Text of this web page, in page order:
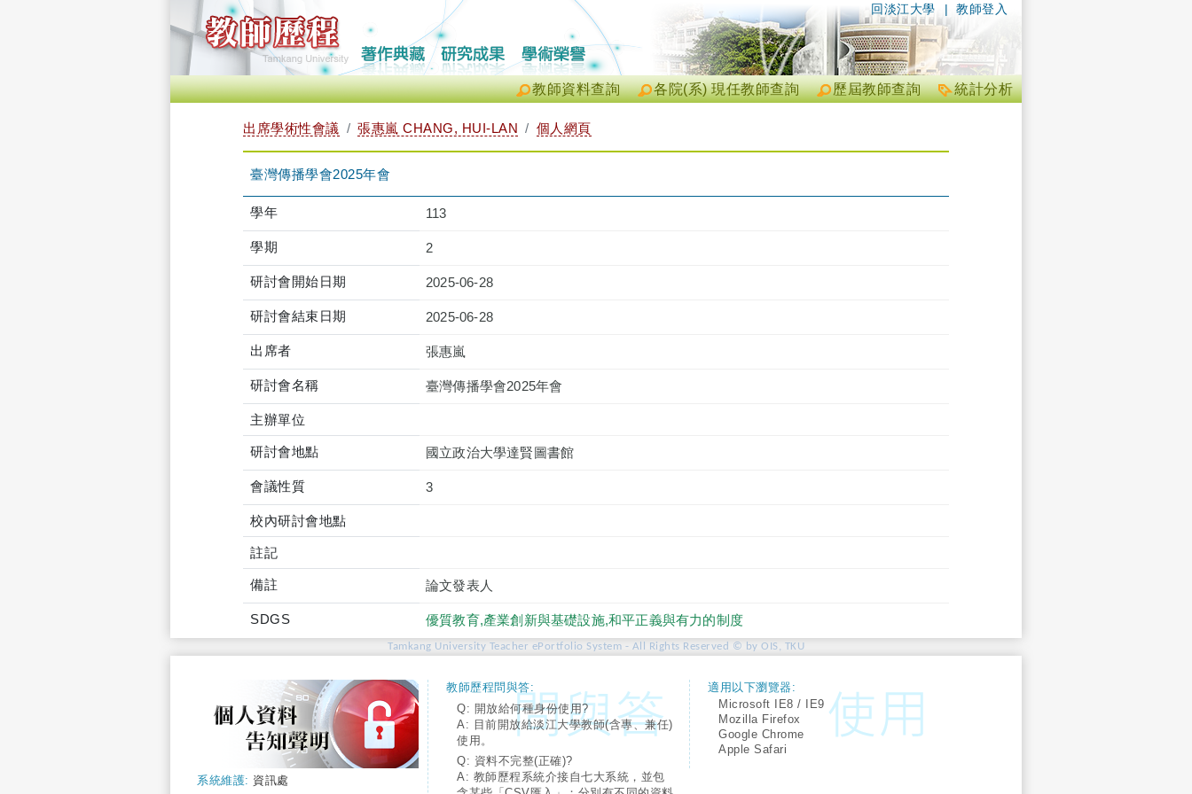
| 教師登入
回淡江大學
統計分析
歷屆教師查詢
各院(系) 現任教師查詢
教師資料查詢
出席學術性會議 張惠嵐 CHANG, HUI-LAN 個人網頁
臺灣傳播學會2025年會
學年 113
學期 2
研討會開始日期 2025-06-28
研討會結束日期 2025-06-28
出席者 張惠嵐
研討會名稱 臺灣傳播學會2025年會
主辦單位
研討會地點 國立政治大學達賢圖書館
會議性質 3
校內研討會地點
註記
備註 論文發表人
SDGS 優質教育,產業創新與基礎設施,和平正義與有力的制度
Tamkang University Teacher ePortfolio System - All Rights Reserved © by OIS, TKU
系統維護: 資訊處
教師歷程問與答:
Q: 開放給何種身份使用?
A: 目前開放給淡江大學教師(含專、兼任)
使用。
Q: 資料不完整(正確)?
A: 教師歷程系統介接自七大系統，並包
適用以下瀏覽器:
Microsoft IE8 / IE9
Mozilla Firefox
Google Chrome
Apple Safari